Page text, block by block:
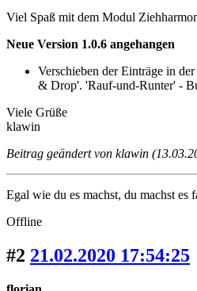
Viel Spaß mit dem Modul
Neue Version 1.0.6 angehangen
Verschieben der Einträge in
& Drop'. 'Rauf-und-Runter' -
Viele Grüße
klawin
Beitrag geändert von klawin
Egal wie du es machst, du machst es
Offline
#2 21.02.2020 17:54:25